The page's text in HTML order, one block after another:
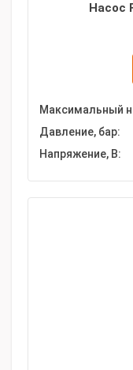
Насос
Максимальный
Давление, бар:
Напряжение, В: